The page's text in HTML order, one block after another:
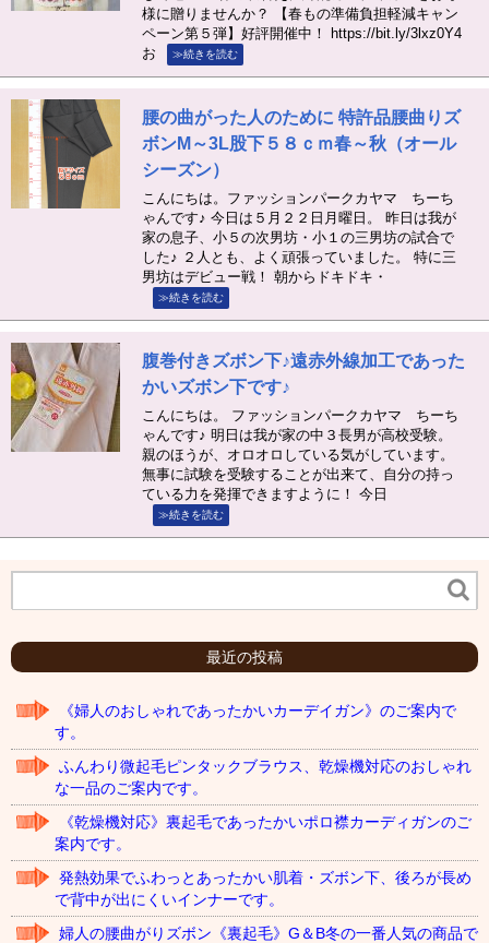
様に贈りませんか？ 【春もの準備負担軽減キャン
ペーン第５弾】好評開催中！ https://bit.ly/3lxz0Y4
お
≫続きを読む
腰の曲がった人のために 特許品腰曲りズ
ボンM～3L股下５８ｃｍ春～秋（オール
シーズン）
こんにちは。ファッションパークカヤマ ちーち
ゃんです♪ 今日は５月２２日月曜日。 昨日は我が
家の息子、小５の次男坊・小１の三男坊の試合で
した♪ ２人とも、よく頑張っていました。 特に三
男坊はデビュー戦！ 朝からドキドキ・
≫続きを読む
腹巻付きズボン下♪遠赤外線加工であった
かいズボン下です♪
こんにちは。 ファッションパークカヤマ ちーち
ゃんです♪ 明日は我が家の中３長男が高校受験。
親のほうが、オロオロしている気がしています。
無事に試験を受験することが出来て、自分の持っ
ている力を発揮できますように！ 今日
≫続きを読む
最近の投稿
《婦人のおしゃれであったかいカーデイガン》のご案内で
す。
ふんわり微起毛ピンタックブラウス、乾燥機対応のおしゃれ
な一品のご案内です。
《乾燥機対応》裏起毛であったかいポロ襟カーディガンのご
案内です。
発熱効果でふわっとあったかい肌着・ズボン下、後ろが長め
で背中が出にくいインナーです。
婦人の腰曲がりズボン《裏起毛》G＆B冬の一番人気の商品で